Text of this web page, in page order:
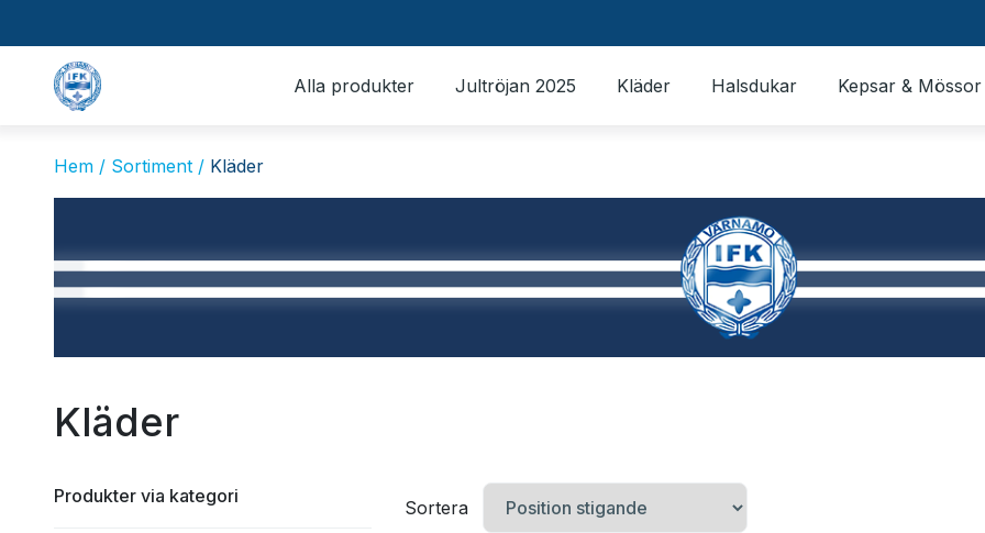
Alla produkter Jultröjan 2025 Kläder Halsdukar Kepsar & Mössor
Hem / Sortiment / Kläder
Kläder
Produkter via kategori
Sortera